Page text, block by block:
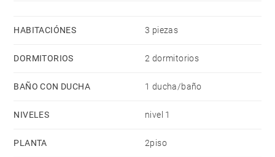
HABITACIÓNES 3 piezas
DORMITORIOS 2 dormitorios
BAÑO CON DUCHA 1 ducha/baño
NIVELES nivel 1
PLANTA 2piso